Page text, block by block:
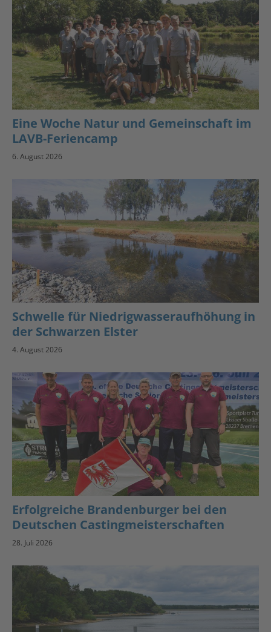
Eine Woche Natur und Gemeinschaft im
LAVB-Feriencamp
6. August 2026
Schwelle für Niedrigwasseraufhöhung in
der Schwarzen Elster
4. August 2026
Erfolgreiche Brandenburger bei den
Deutschen Castingmeisterschaften
28. Juli 2026